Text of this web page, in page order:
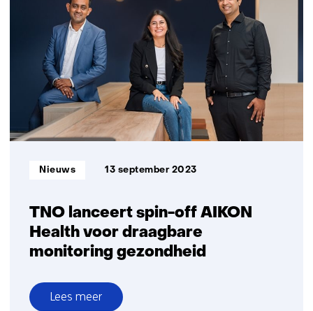
eerste
methode
voor
volledig
circulaire
elektronica
TNO lanceert spin-off AIKON
Health voor draagbare
monitoring gezondheid
Informatietype:
Nieuws 13 september 2023
Lees meer